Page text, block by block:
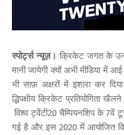
स्पोर्ट्स न्यूज़। क्रिकेट जगत के उन
मानी जायेगी क्यों अभी मीडिया में
भी साफ़ अक्षरों में इशारा कर
द्धिपक्षीय क्रिकेट प्रतियोगिता
विश्व ट्वेंटी20 चैम्पियनशिप के 7वें
गई है और इस 2020 में आयोजित